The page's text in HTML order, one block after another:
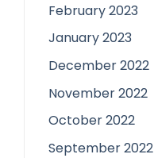
February 2023
January 2023
December 2022
November 2022
October 2022
September 2022